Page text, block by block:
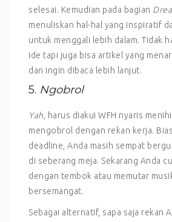
selesai. Kemudian pada bagian
menuliskan hal-hal yang inspiratif
untuk menggali lebih dalam. Tidak
ide tapi juga bisa artikel yang
dan ingin dibaca lebih lanjut.
5. Ngobrol
Yah , harus diakui WFH nyaris
mengobrol dengan rekan kerja.
deadline, Anda masih sempat
di seberang meja. Sekarang Anda
dengan tembok atau memutar
bersemangat.
Sebagai alternatif, sapa saja rekan